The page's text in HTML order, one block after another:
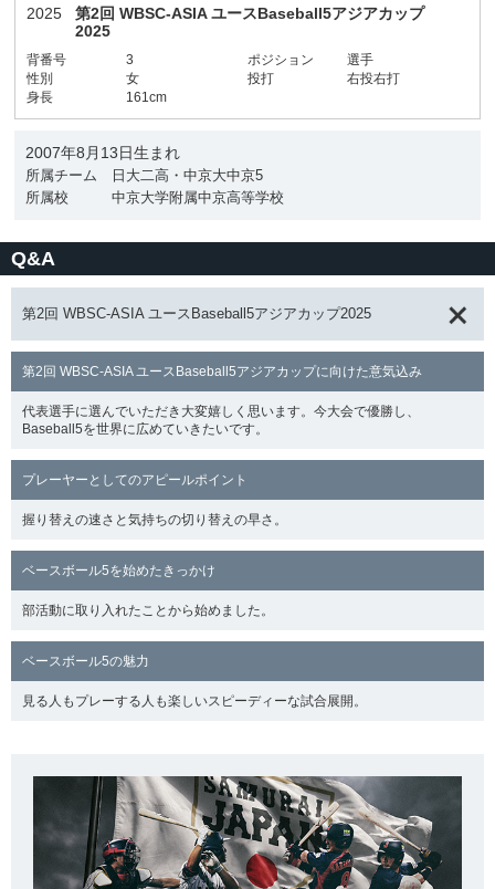
2025
第2回 WBSC-ASIA ユースBaseball5アジアカップ
2025
背番号 3 ポジション
選手
性別
女 投打
右投右打
身長
161cm
2007年8月13日生まれ
所属チーム
日大二高・中京大中京5
所属校
中京大学附属中京高等学校
Q&A
第2回 WBSC-ASIA ユースBaseball5アジアカップ2025
第2回 WBSC-ASIA ユースBaseball5アジアカップに向けた意気込み
代表選手に選んでいただき大変嬉しく思います。今大会で優勝し、
Baseball5を世界に広めていきたいです。
プレーヤーとしてのアピールポイント
握り替えの速さと気持ちの切り替えの早さ。
ベースボール5を始めたきっかけ
部活動に取り入れたことから始めました。
ベースボール5の魅力
見る人もプレーする人も楽しいスピーディーな試合展開。